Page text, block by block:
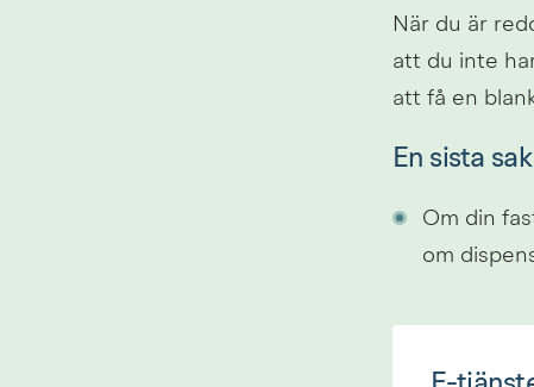
När du är
att du inte
att få en
En sista
Om din
om